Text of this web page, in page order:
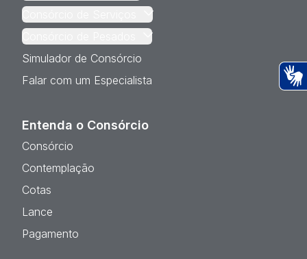
Consórcio de Serviços
Consórcio de Pesados
Simulador de Consórcio
Falar com um Especialista
Entenda o Consórcio
Consórcio
Contemplação
Cotas
Lance
Pagamento